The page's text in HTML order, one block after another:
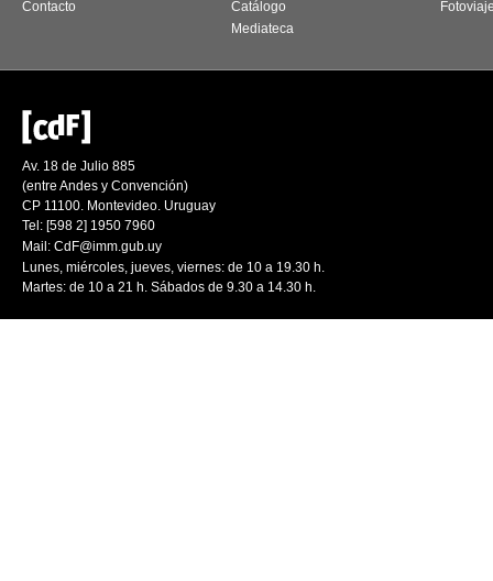
Contacto
Catálogo
Mediateca
Av. 18 de Julio 885
(entre Andes y Convención)
CP 11100. Montevideo. Uruguay
Tel: [598 2] 1950 7960
Mail: CdF@imm.gub.uy
Lunes, miércoles, jueves, viernes: de 10 a 19.30 h.
Martes: de 10 a 21 h. Sábados de 9.30 a 14.30 h.